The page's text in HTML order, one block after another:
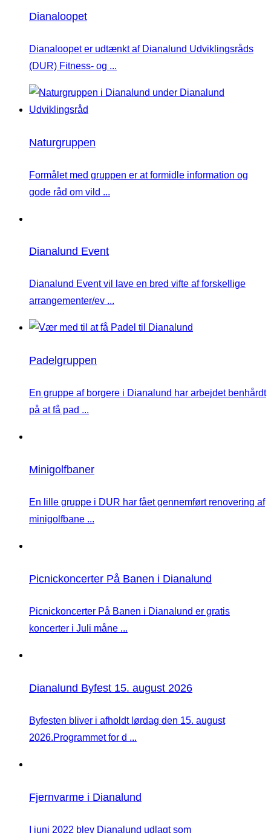
Dianaloopet
Dianaloopet er udtænkt af Dianalund Udviklingsråds
(DUR) Fitness- og ...
Naturgruppen
Formålet med gruppen er at formidle information og
gode råd om vild ...
Dianalund Event
Dianalund Event vil lave en bred vifte af forskellige
arrangementer/ev ...
Padelgruppen
En gruppe af borgere i Dianalund har arbejdet benhårdt
på at få pad ...
Minigolfbaner
En lille gruppe i DUR har fået gennemført renovering af
minigolfbane ...
Picnickoncerter På Banen i Dianalund
Picnickoncerter På Banen i Dianalund er gratis
koncerter i Juli måne ...
Dianalund Byfest 15. august 2026
Byfesten bliver i afholdt lørdag den 15. august
2026.Programmet for d ...
Fjernvarme i Dianalund
I juni 2022 blev Dianalund udlagt som